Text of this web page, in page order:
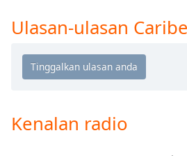
Text
Color
Opacity
Text
Background
Ulasan-ulasan
Kenalan radio